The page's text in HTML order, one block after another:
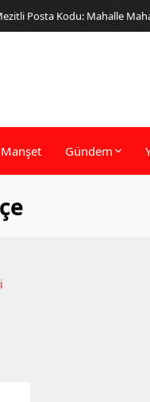
Posta Kodu: Mahalle
Manşet Gündem